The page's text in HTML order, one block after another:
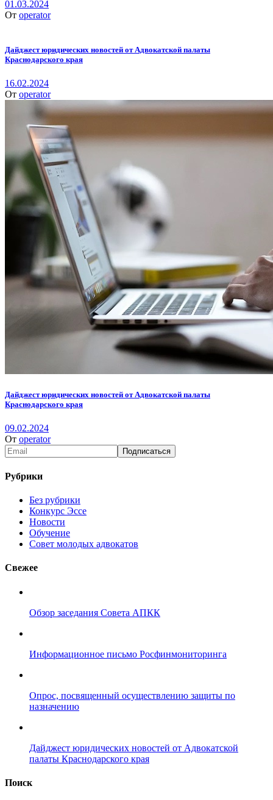
01.03.2024
От operator
Дайджест юридических новостей от Адвокатской палаты
Краснодарского края
16.02.2024
От operator
Дайджест юридических новостей от Адвокатской палаты
Краснодарского края
09.02.2024
От operator
Рубрики
Без рубрики
Конкурс Эссе
Новости
Обучение
Совет молодых адвокатов
Свежее
Обзор заседания Совета АПКК
Информационное письмо Росфинмониторинга
Опрос, посвященный осуществлению защиты по
назначению
Дайджест юридических новостей от Адвокатской
палаты Краснодарского края
Поиск